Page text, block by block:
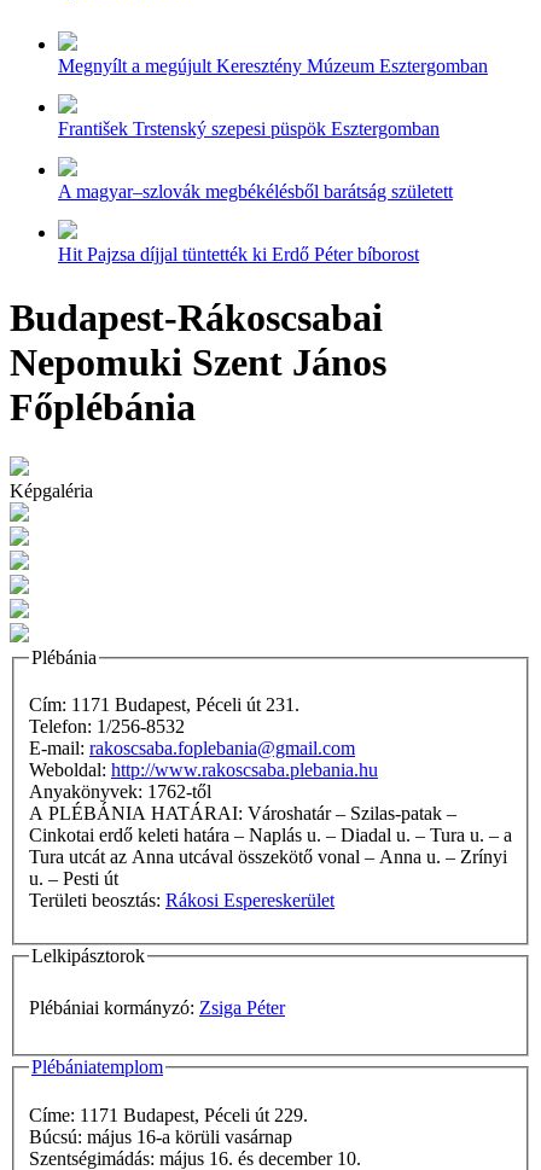
Megnyílt a megújult Keresztény Múzeum Esztergomban
František Trstenský szepesi püspök Esztergomban
A magyar–szlovák megbékélésből barátság született
Hit Pajzsa díjjal tüntették ki Erdő Péter bíborost
Budapest-Rákoscsabai
Nepomuki Szent János
Főplébánia
Képgaléria
Plébánia
Cím: 1171 Budapest, Péceli út 231.
Telefon: 1/256-8532
E-mail: rakoscsaba.foplebania@gmail.com
Weboldal: http://www.rakoscsaba.plebania.hu
Anyakönyvek: 1762-től
A PLÉBÁNIA HATÁRAI: Városhatár – Szilas-patak –
Cinkotai erdő keleti határa – Naplás u. – Diadal u. – Tura u. – a
Tura utcát az Anna utcával összekötő vonal – Anna u. – Zrínyi
u. – Pesti út
Területi beosztás: Rákosi Espereskerület
Lelkipásztorok
Plébániai kormányzó: Zsiga Péter
Plébániatemplom
Címe: 1171 Budapest, Péceli út 229.
Búcsú: május 16-a körüli vasárnap
Szentségimádás: május 16. és december 10.